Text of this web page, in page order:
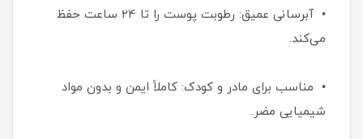
• آبرسانی عمیق: رطوبت پوست را تا 24 ساعت حفظ
می‌کند.
• مناسب برای مادر و کودک: کاملاً ایمن و بدون مواد
شیمیایی مضر.